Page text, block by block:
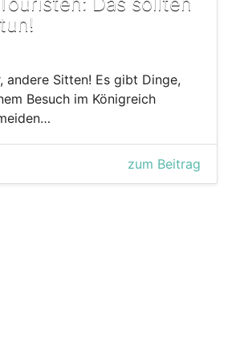
andere Sitten! Es gibt Dinge,
Besuch im Königreich
zum Beitrag